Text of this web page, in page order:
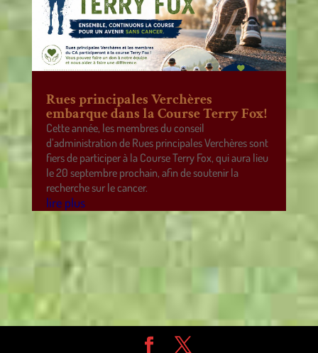
Rues principales Verchères
embarque dans la Course Terry Fox!
Cette année, les membres du conseil
d’administration de Rues principales Verchères sont
fiers de participer à la Course Terry Fox, qui aura lieu
le 20 septembre prochain, afin de soutenir la
recherche sur le cancer.
lire plus